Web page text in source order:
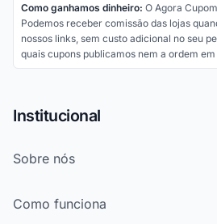
Como ganhamos dinheiro: O Agora
Podemos receber comissão das lojas
nossos links, sem custo adicional no seu
quais cupons publicamos nem a ordem
Institucional
Sobre nós
Como funciona